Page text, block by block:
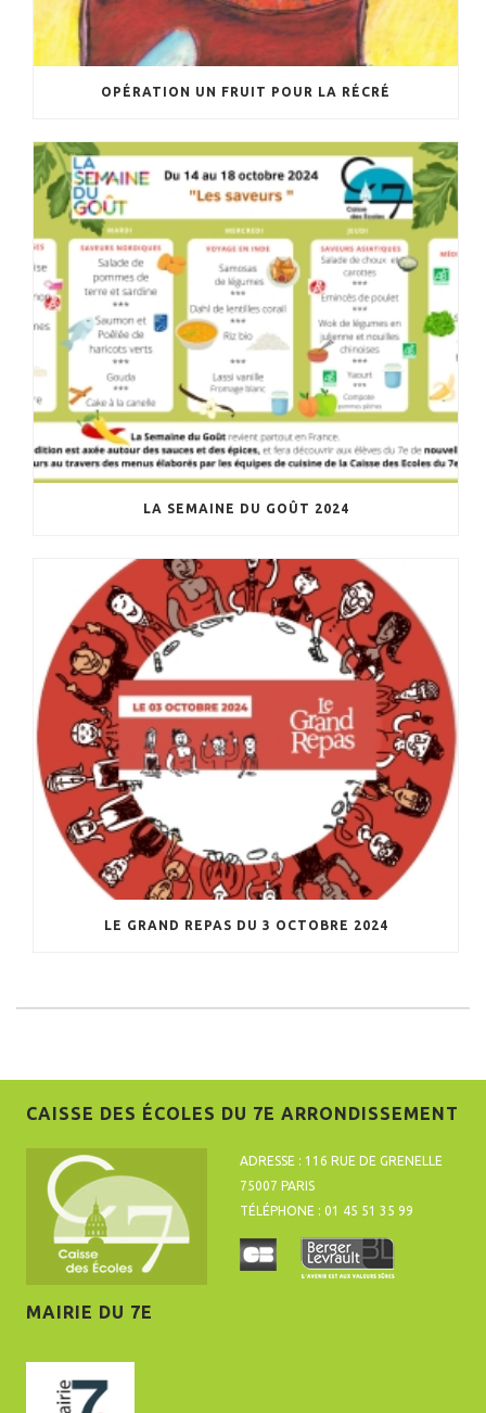
OPÉRATION UN FRUIT POUR LA RÉCRÉ
LA SEMAINE DU GOÛT 2024
LE GRAND REPAS DU 3 OCTOBRE 2024
CAISSE DES ÉCOLES DU 7E ARRONDISSEMENT
ADRESSE : 116 RUE DE GRENELLE
75007 PARIS
TÉLÉPHONE : 01 45 51 35 99
MAIRIE DU 7E